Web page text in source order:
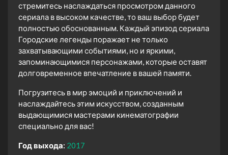
стремитесь наслаждаться просмотром данного
сериала в высоком качестве, то ваш выбор будет
полностью обоснованным. Каждый эпизод сериала
Городские легенды поражает не только
захватывающими событиями, но и яркими,
запоминающимися персонажами, которые оставят
долговременное впечатление в вашей памяти.
Погрузитесь в мир эмоций и приключений и
наслаждайтесь этим искусством, созданным
выдающимися мастерами кинематографии
специально для вас!
Год выхода: 2017